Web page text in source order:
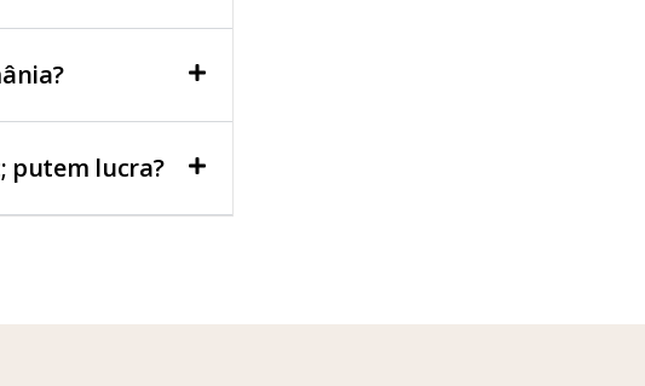
putem lucra?